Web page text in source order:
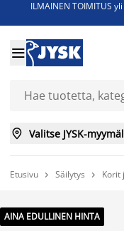
ILMAINEN TOIMITUS

 Valitse JYSK-
Etusivu  Säilytys  Korit
AINA EDULLINEN HINTA